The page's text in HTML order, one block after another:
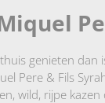
genieten
Pere & Fils
wild, rijpe